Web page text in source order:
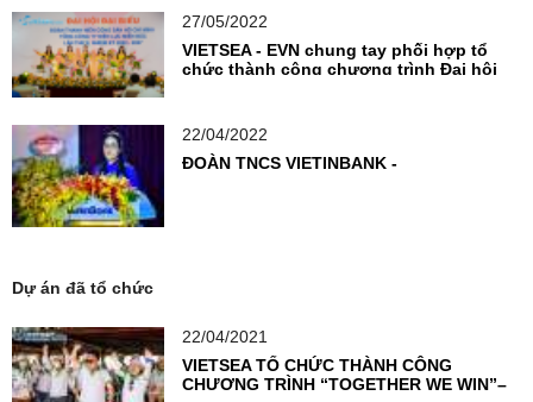
27/05/2022
VIETSEA - EVN chung tay phối hợp tổ
chức thành công chương trình Đại hội
22/04/2022
ĐOÀN TNCS VIETINBANK -
Dự án đã tổ chức
22/04/2021
VIETSEA TỔ CHỨC THÀNH CÔNG
CHƯƠNG TRÌNH “TOGETHER WE WIN”–